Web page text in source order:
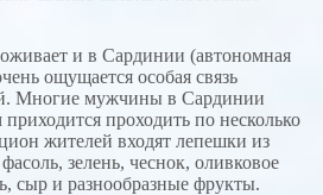
и в Сардинии (автономная
ощущается особая связь
Многие мужчины в Сардинии
проходить по несколько
жителей входят лепешки из
зелень, чеснок, оливковое
сыр и разнообразные фрукты.